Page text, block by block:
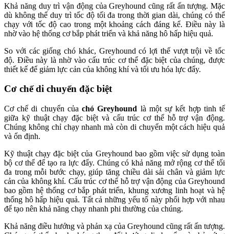
Khả năng duy trì vận động của Greyhound cũng rất ấn tượng. Mặc
dù không thể duy trì tốc độ tối đa trong thời gian dài, chúng có thể
chạy với tốc độ cao trong một khoảng cách đáng kể. Điều này là
nhờ vào hệ thống cơ bắp phát triển và khả năng hô hấp hiệu quả.
So với các giống chó khác, Greyhound có lợi thế vượt trội về tốc
độ. Điều này là nhờ vào cấu trúc cơ thể đặc biệt của chúng, được
thiết kế để giảm lực cản của không khí và tối ưu hóa lực đẩy.
Cơ chế di chuyển đặc biệt
Cơ chế di chuyển củachó Greyhound là một sự kết hợp tinh tế
giữa kỹ thuật chạy đặc biệt và cấu trúc cơ thể hỗ trợ vận động.
Chúng không chỉ chạy nhanh mà còn di chuyển một cách hiệu quả
và ổn định.
Kỹ thuật chạy đặc biệt của Greyhound bao gồm việc sử dụng toàn
bộ cơ thể để tạo ra lực đẩy. Chúng có khả năng mở rộng cơ thể tối
đa trong mỗi bước chạy, giúp tăng chiều dài sải chân và giảm lực
cản của không khí. Cấu trúc cơ thể hỗ trợ vận động của Greyhound
bao gồm hệ thống cơ bắp phát triển, khung xương linh hoạt và hệ
thống hô hấp hiệu quả. Tất cả những yếu tố này phối hợp với nhau
để tạo nên khả năng chạy nhanh phi thường của chúng.
Khả năng điều hướng và phản xạ của Greyhound cũng rất ấn tượng.